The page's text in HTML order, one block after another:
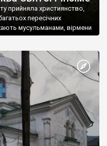
прийняла християнство,
пересічних
мусульманами, вірмени